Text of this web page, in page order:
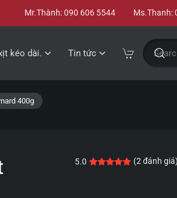
Mr.Thành: 090 606 5544 Ms.Thanh:
kéo dài. Tin tức
400g
5.0 5.0 trên 5
2(2đánh giá)